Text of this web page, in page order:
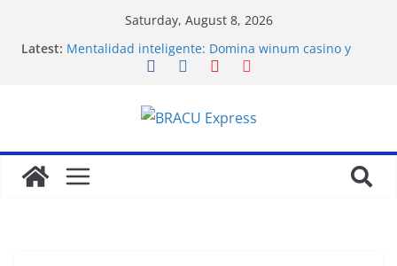
Saturday, August 8, 2026
Latest: Mentalidad inteligente: Domina winum casino y
eleva tu juego
Nasıl Alabilirsiniz
Acquire the thrill: fairpari’s professional gambling
Stimulating journeys: research and make your next
casino winum casino move
Domina la apuesta y maximiza tu emoción con